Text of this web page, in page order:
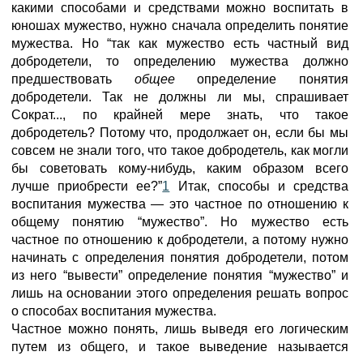
какими способами и средствами можно воспитать в
юношах мужество, нужно сначала определить понятие
мужества. Но “так как мужество есть частный вид
добродетели, то определению мужества должно
предшествовать общееопределение понятия
добродетели. Так не должны ли мы, спрашивает
Сократ..., по крайней мере знать, что такое
добродетель? Потому что, продолжает он, если бы мы
совсем не знали того, что такое добродетель, как могли
бы советовать кому-нибудь, каким образом всего
лучше приобрести ее?”1 Итак, способы и средства
воспитания мужества — это частное по отношению к
общему понятию “мужество”. Но мужество есть
частное по отношению к добродетели, а потому нужно
начинать с определения понятия добродетели, потом
из него “вывести” определение понятия “мужество” и
лишь на основании этого определения решать вопрос
о способах воспитания мужества.
Частное можно понять, лишь выведя его логическим
путем из общего, и такое выведение называется